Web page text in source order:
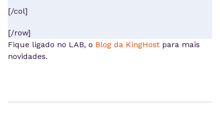
[/col]
[/row]
Fique ligado no LAB, o Blog da KingHost para mais
novidades.